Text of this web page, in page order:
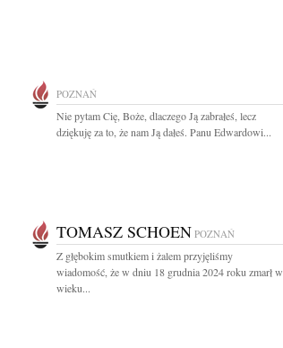
POZNAŃ
Nie pytam Cię, Boże, dlaczego Ją zabrałeś, lecz
dziękuję za to, że nam Ją dałeś. Panu Edwardowi...
TOMASZ SCHOEN POZNAŃ
Z głębokim smutkiem i żalem przyjęliśmy
wiadomość, że w dniu 18 grudnia 2024 roku zmarł w
wieku...